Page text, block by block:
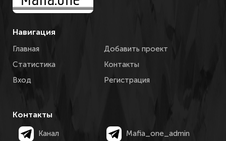
Навигация
Главная
Добавить проект
Статистика
Контакты
Вход
Регистрация
Контакты
Канал Mafia_one_admin